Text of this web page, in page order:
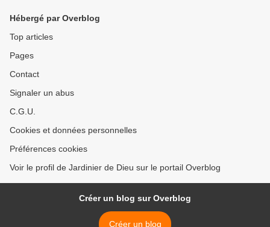
Hébergé par Overblog
Top articles
Pages
Contact
Signaler un abus
C.G.U.
Cookies et données personnelles
Préférences cookies
Voir le profil de Jardinier de Dieu sur le portail Overblog
Créer un blog sur Overblog
Créer un blog